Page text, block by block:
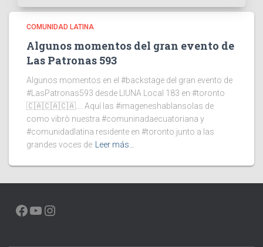
COMUNIDAD LATINA
Algunos momentos del gran evento de
Las Patronas 593
Algunos momentos en el #backstage del gran evento de
#LasPatronas593 desde LIUNA Local 183 en #toronto
🇨🇦🇨🇦🇨🇦…. Aquí las #imageneshablansolas de
como vibrò nuestra #comuninadaecuatoriana y
#comunidadlatina residente en #toronto junto a las
grandes voces de
Leer más…
FACEBOOK YOUTUBE